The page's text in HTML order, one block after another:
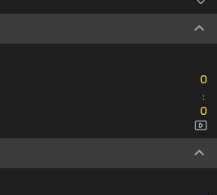
0
:0
0